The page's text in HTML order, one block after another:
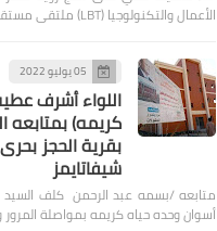
الأعمال والتكنولوجيا (LBT) ملتقى مستقبل سوق العمل (ملت…
05 يوليو 2022
اللواء أشرف
كريمه) بمتابعه
بقرية الحجز
شيفاتايمز
متابعه /بسمه عبد الرحمن كلف
أسوان وحده حياه كريمه بمواصلة المرور